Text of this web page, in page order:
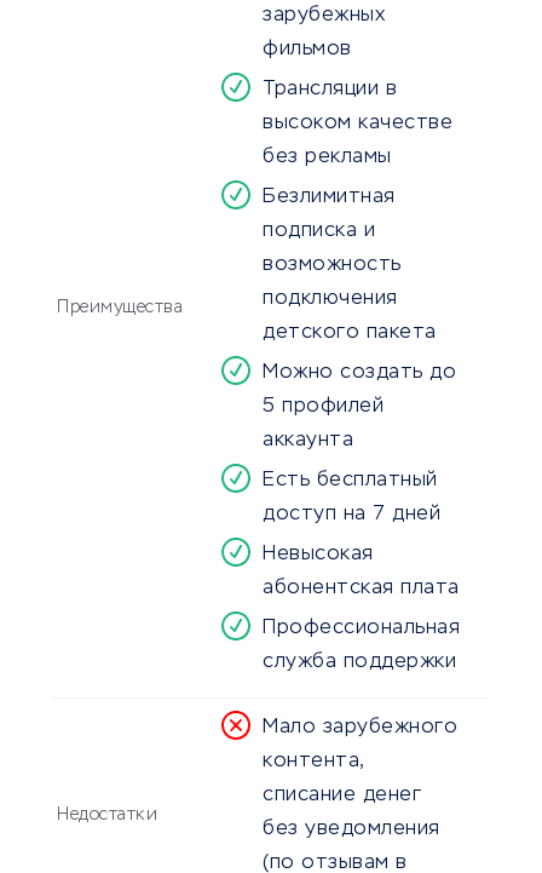
Преимущества
зарубежных
фильмов
Трансляции в
высоком качестве
без рекламы
Безлимитная
подписка и
возможность
подключения
детского пакета
Можно создать до
5 профилей
аккаунта
Есть бесплатный
доступ на 7 дней
Невысокая
абонентская плата
Профессиональная
служба поддержки
Недостатки
Мало зарубежного
контента,
списание денег
без уведомления
(по отзывам в